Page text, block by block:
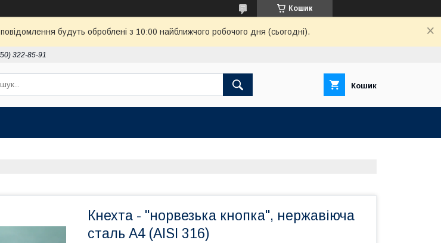
Кошик
будуть оброблені з 10:00 найближчого робочого дня (сьогодні).
322-85-91
Кошик
Кнехта - "норвезька кнопка", нержавіюча
сталь А4 (AISI 316)